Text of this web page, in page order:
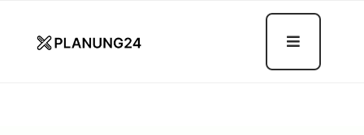
Release 1.5.0.1 – Verbesserte